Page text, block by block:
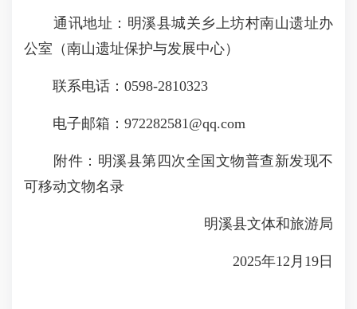
通讯地址：明溪县城关乡上坊村南山遗址办
公室（南山遗址保护与发展中心）
联系电话：0598-2810323
电子邮箱：972282581@qq.com
附件：明溪县第四次全国文物普查新发现不
可移动文物名录
明溪县文体和旅游局
2025年12月19日